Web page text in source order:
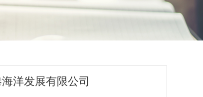
洋发展有限公司